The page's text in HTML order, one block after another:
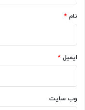
د
ا
م
ت
ش
ر
ر
ن
م
ص
ن
ع
ی
پ
ش
ف
نام *
ایمیل *
وب‌ سایت